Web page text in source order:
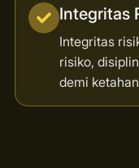
Integritas
Integritas
risiko,
demi